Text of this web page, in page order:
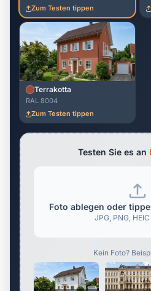
Zum Testen tippen
Terrakotta
RAL 8004
Zum Testen tippen
Testen Sie es an
Foto ablegen oder
JPG, PNG,
Kein Foto?